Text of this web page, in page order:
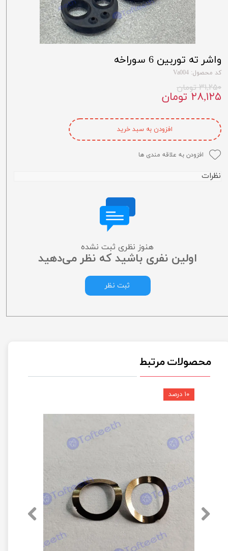
واشر ته توربین 6 سوراخه
کد محصول: Va004
۳۱,۲۵۰ تومان
۲۸,۱۲۵ تومان
افزودن به سبد خرید
افزودن به علاقه مندی ها
نظرات
هنوز نظری ثبت نشده
اولین نفری باشید که نظر می‌دهید
ثبت نظر
محصولات مرتبط
۱۰ درصد